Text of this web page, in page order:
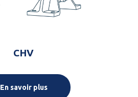
CHV
En savoir plus